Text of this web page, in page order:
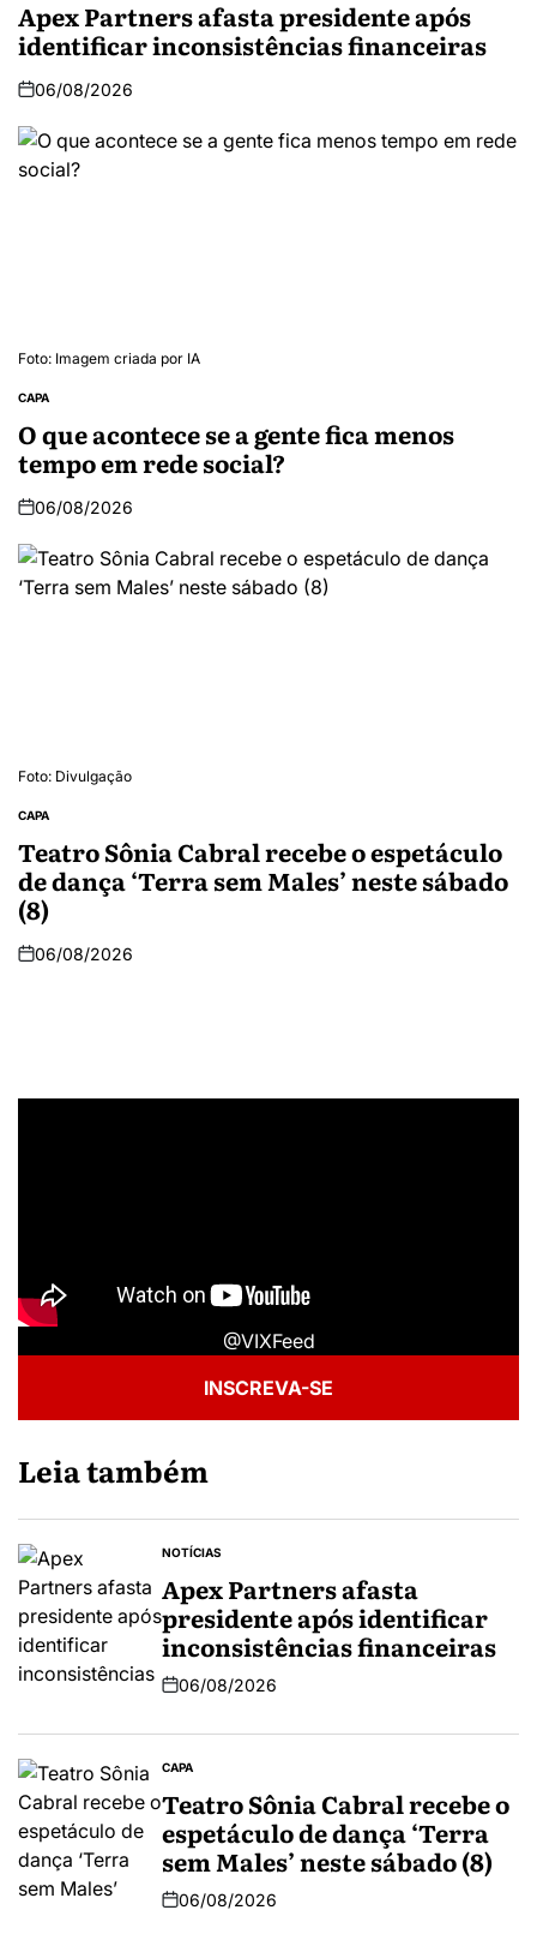
Apex Partners afasta presidente após
identificar inconsistências financeiras
06/08/2026
Foto: Imagem criada por IA
CAPA
O que acontece se a gente fica menos
tempo em rede social?
06/08/2026
Foto: Divulgação
CAPA
Teatro Sônia Cabral recebe o espetáculo
de dança ‘Terra sem Males’ neste sábado
(8)
06/08/2026
@VIXFeed
INSCREVA-SE
Leia também
NOTÍCIAS
Apex Partners afasta
presidente após identificar
inconsistências financeiras
06/08/2026
CAPA
Teatro Sônia Cabral recebe o
espetáculo de dança ‘Terra
sem Males’ neste sábado (8)
06/08/2026